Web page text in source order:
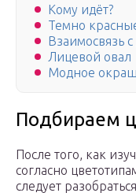
Кому идёт?
Темно
Взаимосвязь
Лицевой овал
Модное
Подбираем
После того, как
согласно
следует